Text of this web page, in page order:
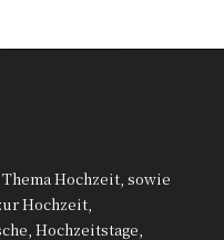
Hochzeit, sowie
Hochzeit,
Hochzeitstage,